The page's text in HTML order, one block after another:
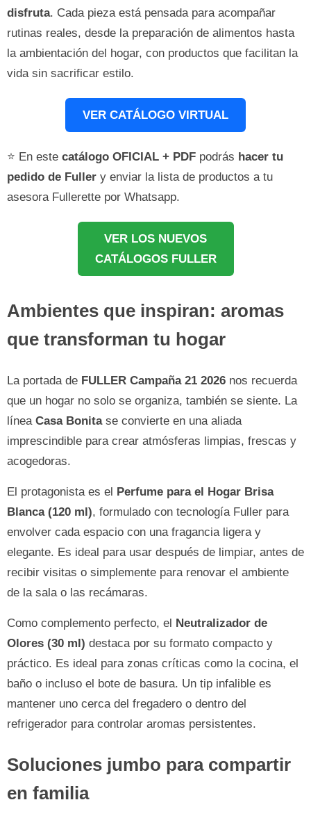
disfruta. Cada pieza está pensada para acompañar
rutinas reales, desde la preparación de alimentos hasta
la ambientación del hogar, con productos que facilitan la
vida sin sacrificar estilo.
VER CATÁLOGO VIRTUAL
⭐ En este catálogo OFICIAL + PDF podrás hacer tu
pedido de Fuller y enviar la lista de productos a tu
asesora Fullerette por Whatsapp.
VER LOS NUEVOS
CATÁLOGOS FULLER
Ambientes que inspiran: aromas
que transforman tu hogar
La portada de FULLER Campaña 21 2026 nos recuerda
que un hogar no solo se organiza, también se siente. La
línea Casa Bonitase convierte en una aliada
imprescindible para crear atmósferas limpias, frescas y
acogedoras.
El protagonista es el Perfume para el Hogar Brisa
Blanca (120 ml), formulado con tecnología Fuller para
envolver cada espacio con una fragancia ligera y
elegante. Es ideal para usar después de limpiar, antes de
recibir visitas o simplemente para renovar el ambiente
de la sala o las recámaras.
Como complemento perfecto, el Neutralizador de
Olores (30 ml) destaca por su formato compacto y
práctico. Es ideal para zonas críticas como la cocina, el
baño o incluso el bote de basura. Un tip infalible es
mantener uno cerca del fregadero o dentro del
refrigerador para controlar aromas persistentes.
Soluciones jumbo para compartir
en familia